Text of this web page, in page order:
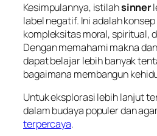
Kesimpulannya, istilahsinner
label negatif. Ini adalah
kompleksitas moral, spiritual,
Dengan memahami makna
dapat belajar lebih banyak
bagaimana membangun
Untuk eksplorasi lebih lanjut
dalam budaya populer dan
terpercaya.